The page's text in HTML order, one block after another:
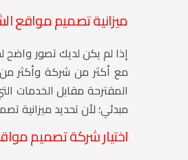
ميزانية تصميم مواقع
إذا لم يكن لديك تصور واضح
مع أكثر من شركة وأكثر
المقترحة مقابل الخدمات
مبدئي؛ لأن تحديد ميزانية
اختيار شركة تصميم